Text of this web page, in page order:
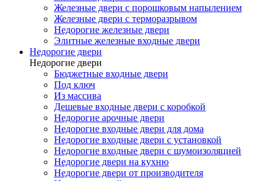
Железные двери с порошковым напылением
Железные двери с терморазрывом
Недорогие железные двери
Элитные железные входные двери
Недорогие двери
Недорогие двери
Бюджетные входные двери
Под ключ
Из массива
Дешевые входные двери с коробкой
Недорогие арочные двери
Недорогие входные двери для дома
Недорогие входные двери с установкой
Недорогие входные двери с шумоизоляцией
Недорогие двери на кухню
Недорогие двери от производителя